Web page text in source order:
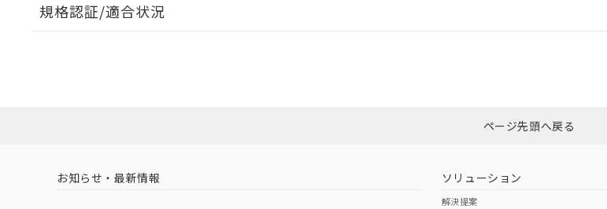
EU RoHS 注意事項・凡例
ダウンロードはこちら
中国 RoHS 注意事項・凡例
規格認証/適合状況
ページ先頭へ戻る
お知らせ・最新情報 ソリューション
解決提案